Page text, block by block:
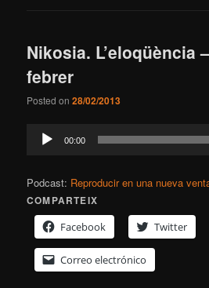
Nikosia. L’eloqüència
febrer
Posted on28/02/2013
Reproductor
00:00
Podcast: Reproducir en una nueva
COMPARTEIX
Facebook
Twitter
Correo electrónico